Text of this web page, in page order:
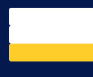
ซีเรีย
สัญญ
BY